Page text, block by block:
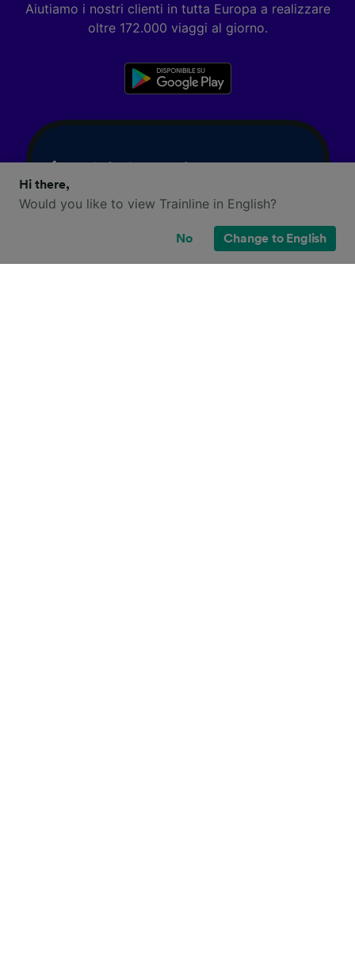
Aiutiamo i nostri clienti in tutta Europa a realizzare
oltre 172.000 viaggi al giorno.
Hi there,
Would you like to view Trainline in English?
No Change to English